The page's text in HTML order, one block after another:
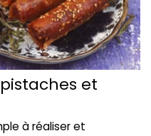
et
à réaliser et